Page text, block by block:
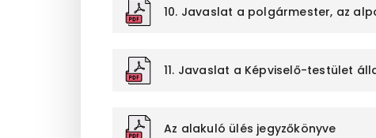
10. Javaslat a polgármester, az
11. Javaslat a Képviselő-testület
Az alakuló ülés jegyzőkönyve